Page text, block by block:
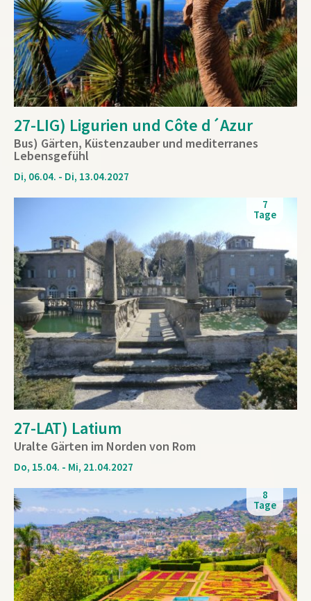
27-LIG) Ligurien und Côte d´Azur
Bus) Gärten, Küstenzauber und mediterranes
Lebensgefühl
Di, 06.04. - Di, 13.04.2027
7
Tage
27-LAT) Latium
Uralte Gärten im Norden von Rom
Do, 15.04. - Mi, 21.04.2027
8
Tage